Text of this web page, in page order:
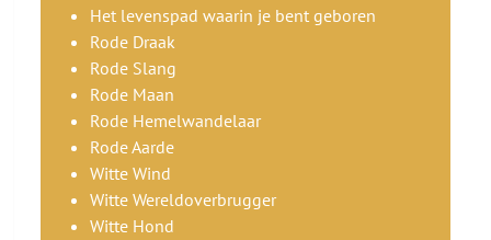
Het levenspad waarin je bent geboren
Rode Draak
Rode Slang
Rode Maan
Rode Hemelwandelaar
Rode Aarde
Witte Wind
Witte Wereldoverbrugger
Witte Hond